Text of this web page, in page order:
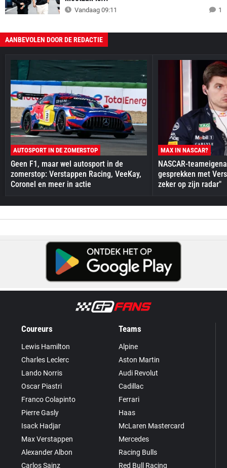
Vandaag 09:11 1
AANBEVOLEN DOOR DE REDACTIE
AUTOSPORT IN DE ZOMERSTOP
Geen F1, maar wel autosport in de
zomerstop: Verstappen Racing, VeeKay,
Coronel en meer in actie
MAX IN NASCAR?
NASCAR-
gesprekken met
zeker op zijn radar"
Coureurs
Lewis Hamilton
Charles Leclerc
Lando Norris
Oscar Piastri
Franco Colapinto
Pierre Gasly
Isack Hadjar
Max Verstappen
Alexander Albon
Carlos Sainz
Teams
Alpine
Aston Martin
Audi Revolut
Cadillac
Ferrari
Haas
McLaren Mastercard
Mercedes
Racing Bulls
Red Bull Racing